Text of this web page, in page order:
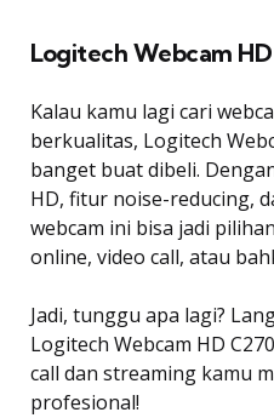
Logitech Webcam
Kalau kamu lagi cari
berkualitas, Logitech
banget buat dibeli.
HD, fitur noise-reducing,
webcam ini bisa jadi
online, video call, atau
Jadi, tunggu apa lagi?
Logitech Webcam HD
call dan streaming kamu
profesional!